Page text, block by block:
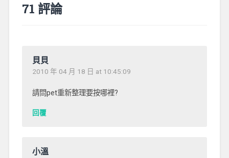
71 評論
貝貝
2010 年 04 月 18 日 at 10:45:09
請問pet重新整理要按哪裡?
回覆
小溫